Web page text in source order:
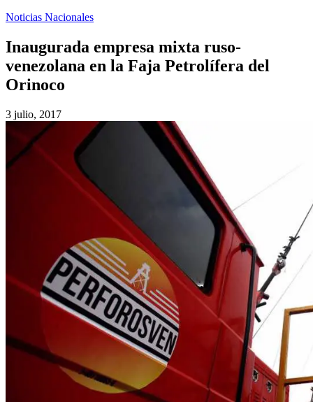
Noticias Nacionales
Inaugurada empresa mixta ruso-
venezolana en la Faja Petrolífera del
Orinoco
3 julio, 2017